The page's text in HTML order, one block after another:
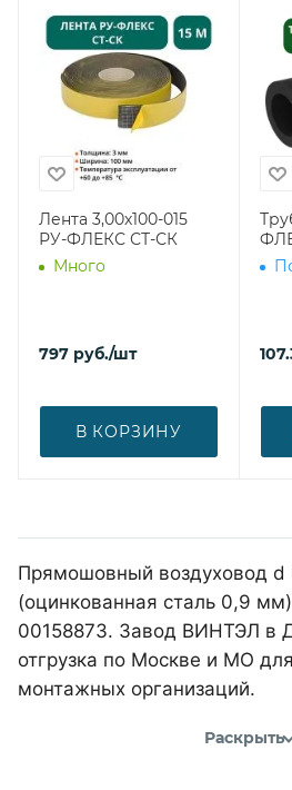
Лента 3,00х100-015
РУ-ФЛЕКС СТ-СК
Много
797 руб./шт
В КОРЗИНУ
Прямошовный воздуховод d
(оцинкованная сталь 0,9
00158873. Завод ВИНТЭЛ в
отгрузка по Москве и МО
монтажных организаций.
Раскрыть